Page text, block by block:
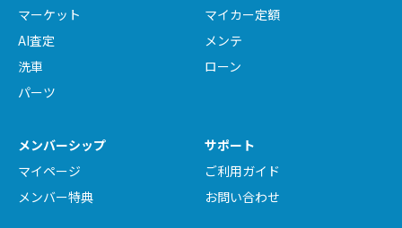
マーケット
マイカー定額
AI査定
メンテ
洗車
ローン
パーツ
メンバーシップ
マイページ
メンバー特典
サポート
ご利用ガイド
お問い合わせ